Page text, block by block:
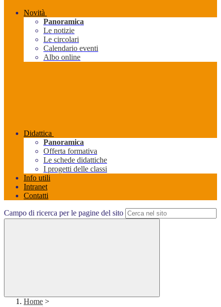
Novità
Panoramica
Le notizie
Le circolari
Calendario eventi
Albo online
Didattica
Panoramica
Offerta formativa
Le schede didattiche
I progetti delle classi
Info utili
Intranet
Contatti
Campo di ricerca per le pagine del sito
Home >